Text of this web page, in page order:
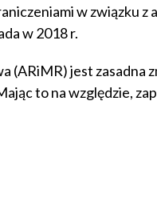
w związku z
w 2018 r.
jest zasadna
to na względzie,